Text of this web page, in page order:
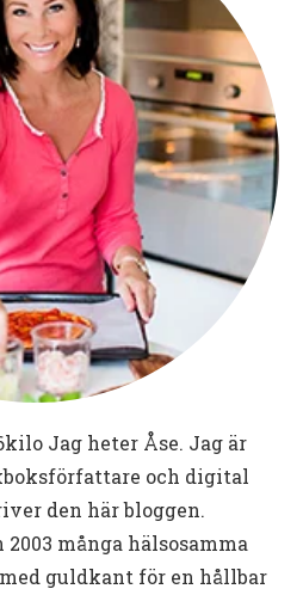
Jag heter Åse. Jag är
och digital
den här bloggen.
många hälsosamma
guldkant för en hållbar